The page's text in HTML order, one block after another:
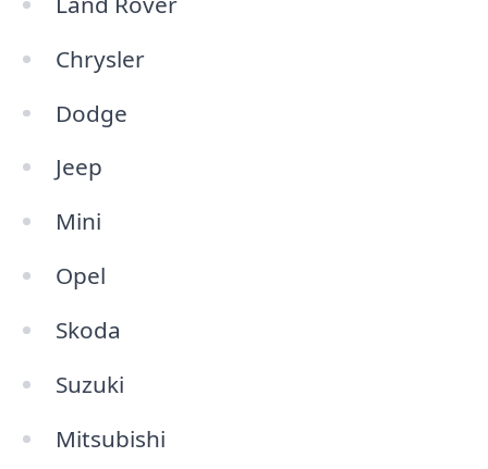
Chrysler
Dodge
Jeep
Mini
Opel
Skoda
Suzuki
Mitsubishi